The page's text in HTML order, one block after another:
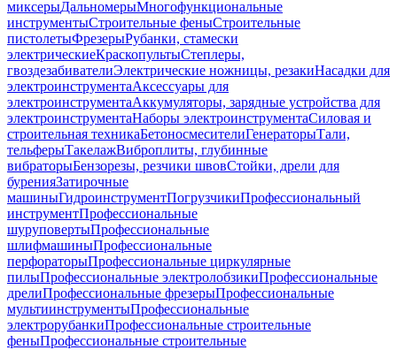
миксерыДальномерыМногофункциональные
инструментыСтроительные феныСтроительные
пистолетыФрезерыРубанки, стамески
электрическиеКраскопультыСтеплеры,
гвоздезабивателиЭлектрические ножницы, резакиНасадки для
электроинструментаАксессуары для
электроинструментаАккумуляторы, зарядные устройства для
электроинструментаНаборы электроинструментаСиловая и
строительная техникаБетоносмесителиГенераторыТали,
тельферыТакелажВиброплиты, глубинные
вибраторыБензорезы, резчики швовСтойки, дрели для
буренияЗатирочные
машиныГидроинструментПогрузчикиПрофессиональный
инструментПрофессиональные
шуруповертыПрофессиональные
шлифмашиныПрофессиональные
перфораторыПрофессиональные циркулярные
пилыПрофессиональные электролобзикиПрофессиональные
дрелиПрофессиональные фрезерыПрофессиональные
мультиинструментыПрофессиональные
электрорубанкиПрофессиональные строительные
феныПрофессиональные строительные